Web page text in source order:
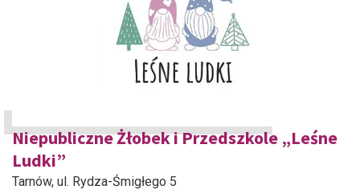
Niepubliczne Żłobek i Przedszkole „Leśne
Ludki”
Tarnów, ul. Rydza-Śmigłego 5